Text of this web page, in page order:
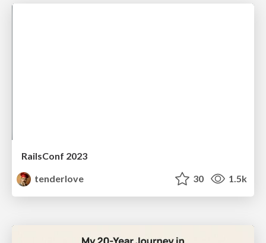
RailsConf 2023
tenderlove
30 1.5k